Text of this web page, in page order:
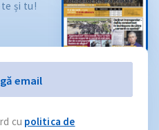
te și tu!
email
cu politica de